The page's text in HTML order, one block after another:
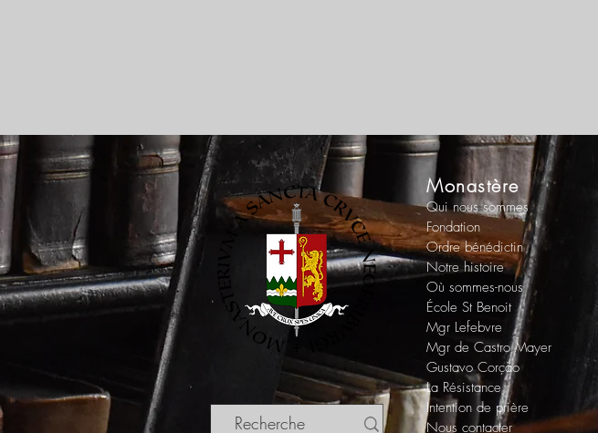
Monastère
Qui nous sommes
Fondation
Ordre bénédictin
Notre histoire
Où sommes-nous
École St Benoit
Mgr Lefebvre
Mgr de Castro Mayer
Gustavo Corção
La Résistance
Intention de prière
Nous contacter